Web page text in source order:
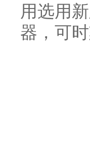
用选用
器，可